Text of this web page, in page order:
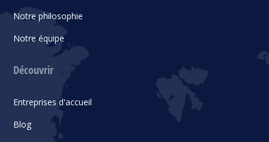
Notre philosophie
Notre équipe
Découvrir
Entreprises d'accueil
Blog